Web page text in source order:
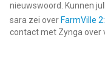
nieuwswoord. Kunnen
sara zei over FarmVille
contact met Zynga over